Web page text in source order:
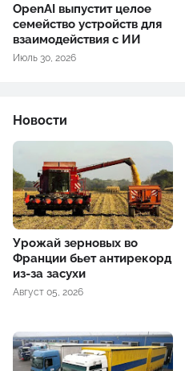
OpenAI выпустит целое
семейство устройств для
взаимодействия с ИИ
Июль 30, 2026
Новости
Урожай зерновых во
Франции бьет антирекорд
из-за засухи
Август 05, 2026